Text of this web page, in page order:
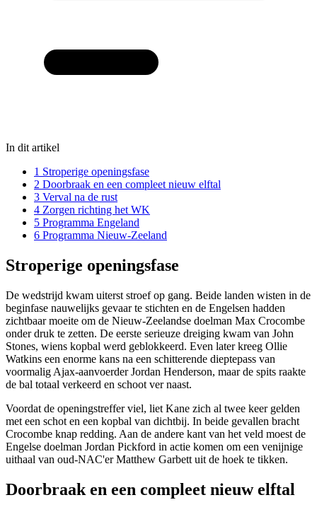
In dit artikel
1 Stroperige openingsfase
2 Doorbraak en een compleet nieuw elftal
3 Verval na de rust
4 Zorgen richting het WK
5 Programma Engeland
6 Programma Nieuw-Zeeland
Stroperige openingsfase
De wedstrijd kwam uiterst stroef op gang. Beide landen wisten in de
beginfase nauwelijks gevaar te stichten en de Engelsen hadden
zichtbaar moeite om de Nieuw-Zeelandse doelman Max Crocombe
onder druk te zetten. De eerste serieuze dreiging kwam van John
Stones, wiens kopbal werd geblokkeerd. Even later kreeg Ollie
Watkins een enorme kans na een schitterende dieptepass van
voormalig Ajax-aanvoerder Jordan Henderson, maar de spits raakte
de bal totaal verkeerd en schoot ver naast.
Voordat de openingstreffer viel, liet Kane zich al twee keer gelden
met een schot en een kopbal van dichtbij. In beide gevallen bracht
Crocombe knap redding. Aan de andere kant van het veld moest de
Engelse doelman Jordan Pickford in actie komen om een venijnige
uithaal van oud-NAC'er Matthew Garbett uit de hoek te tikken.
Doorbraak en een compleet nieuw elftal